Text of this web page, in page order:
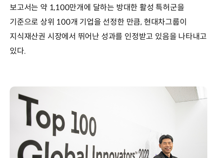
보고서는 약 1,100만개에 달하는 방대한 활성 특허군을
기준으로 상위 100개 기업을 선정한 만큼, 현대차그룹이
지식재산권 시장에서 뛰어난 성과를 인정받고 있음을 나타내고
있다.